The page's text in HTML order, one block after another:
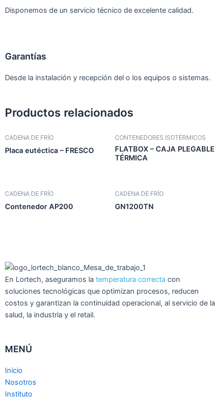
Disponemos de un servicio técnico de excelente calidad.
Garantías
Desde la instalación y recepción del o los equipos o sistemas.
Productos relacionados
CADENA DE FRÍO
Placa eutéctica – FRESCO
CONTENEDORES ISOTÉRMICOS
FLATBOX – CAJA PLEGABLE
TÉRMICA
CADENA DE FRÍO
Contenedor AP200
CADENA DE FRÍO
GN1200TN
En Lortech, aseguramos la temperatura correcta con
soluciones tecnológicas que optimizan procesos, reducen
costos y garantizan la continuidad operacional, al servicio de la
salud, la industria y el retail.
MENÚ
Inicio
Nosotros
Instituto